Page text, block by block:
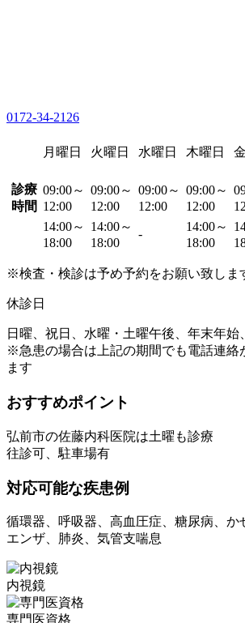
0172-34-2126
月曜日 火曜日 水曜日 木曜日
診療
時間
09:00～
12:00
09:00～
12:00
09:00～
12:00
09:00～
12:00
14:00～
18:00
14:00～
18:00
-
14:00～
18:00
※検査・検診は予め予約をお願い致しま
休診日
日曜、祝日、水曜・土曜午後、年末年始
※急患の場合は上記の期間でも電話連絡
ます
おすすめポイント
弘前市の佐藤内科医院は土曜も診療
往診可、駐車場有
対応可能な疾患例
循環器、呼吸器、高血圧症、糖尿病、か
エンザ、肺炎、気管支喘息
内視鏡
専門医資格